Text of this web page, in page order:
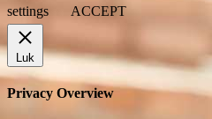
settings
ACCEPT
Luk
Privacy Overview